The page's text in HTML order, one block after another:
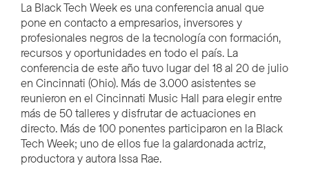
La Black Tech Week es una conferencia anual que
pone en contacto a empresarios, inversores y
profesionales negros de la tecnología con formación,
recursos y oportunidades en todo el país. La
conferencia de este año tuvo lugar del 18 al 20 de julio
en Cincinnati (Ohio). Más de 3.000 asistentes se
reunieron en el Cincinnati Music Hall para elegir entre
más de 50 talleres y disfrutar de actuaciones en
directo. Más de 100 ponentes participaron en la Black
Tech Week; uno de ellos fue la galardonada actriz,
productora y autora Issa Rae.